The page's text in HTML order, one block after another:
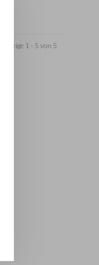
Zeige 1 - 5 von 5